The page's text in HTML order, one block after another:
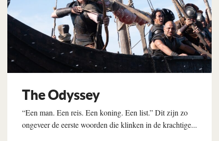
The Odyssey
“Een man. Een reis. Een koning. Een list.” Dit zijn zo
ongeveer de eerste woorden die klinken in de krachtige...